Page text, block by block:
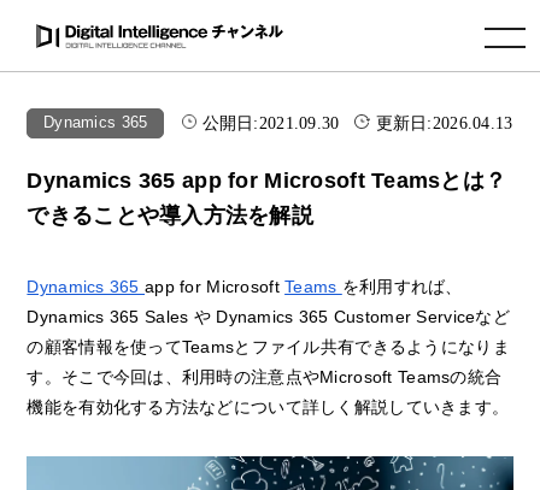
toggle navigation
Dynamics 365 公開日:2021.09.30 更新日:2026.04.13
Dynamics 365 app for Microsoft Teamsとは？
できることや導入方法を解説
Dynamics 365app for MicrosoftTeams を利用すれば、
Dynamics 365 Sales や Dynamics 365 Customer Serviceなど
の顧客情報を使ってTeamsとファイル共有できるようになりま
す。そこで今回は、利用時の注意点やMicrosoft Teamsの統合
機能を有効化する方法などについて詳しく解説していきます。